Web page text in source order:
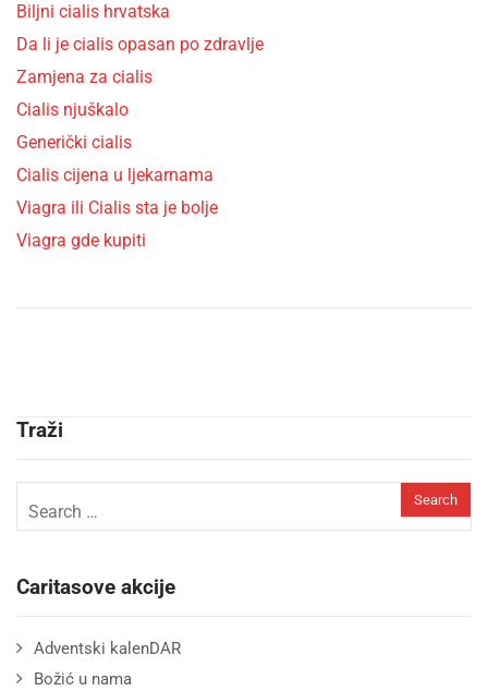
Biljni cialis hrvatska
Da li je cialis opasan po zdravlje
Zamjena za cialis
Cialis njuškalo
Generički cialis
Cialis cijena u ljekarnama
Viagra ili Cialis sta je bolje
Viagra gde kupiti
Traži
Caritasove akcije
Adventski kalenDAR
Božić u nama